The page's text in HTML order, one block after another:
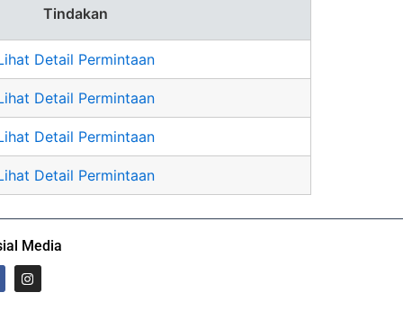
Tindakan
Detail Permintaan
Detail Permintaan
Detail Permintaan
Detail Permintaan
Media
I
n
s